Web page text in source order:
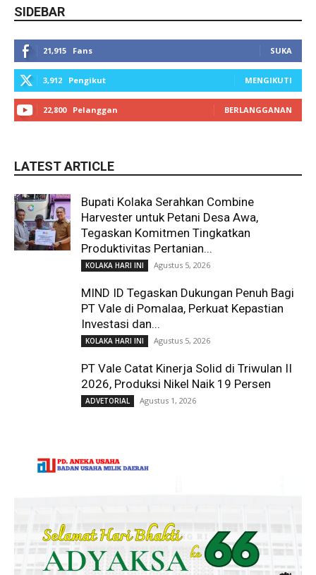
SIDEBAR
21,915 Fans SUKA
3,912 Pengikut MENGIKUTI
22,800 Pelanggan BERLANGGANAN
LATEST ARTICLE
Bupati Kolaka Serahkan Combine
Harvester untuk Petani Desa Awa,
Tegaskan Komitmen Tingkatkan
Produktivitas Pertanian...
KOLAKA HARI INI Agustus 5, 2026
MIND ID Tegaskan Dukungan Penuh Bagi
PT Vale di Pomalaa, Perkuat Kepastian
Investasi dan...
KOLAKA HARI INI Agustus 5, 2026
PT Vale Catat Kinerja Solid di Triwulan II
2026, Produksi Nikel Naik 19 Persen
ADVETORIAL Agustus 1, 2026